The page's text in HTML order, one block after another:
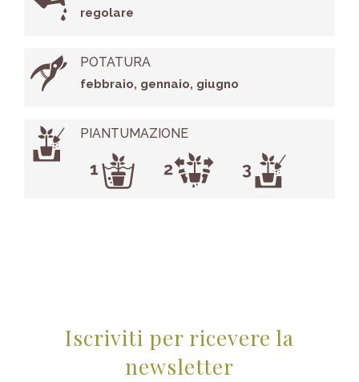
regolare
POTATURA
febbraio, gennaio, giugno
PIANTUMAZIONE
Iscriviti per ricevere la
newsletter